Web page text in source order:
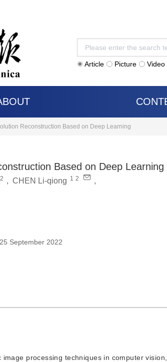
Article Picture Video
Reconstruction Based on Deep Learning
Based on Deep Learning
2 , CHEN Li-qiong 1 2
,
25 September 2022
processing techniques in computer